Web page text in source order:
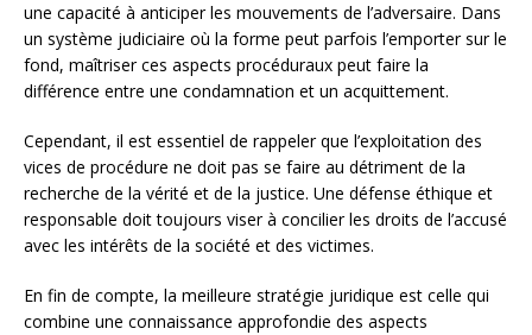
une capacité à anticiper les mouvements de l’adversaire. Dans
un système judiciaire où la forme peut parfois l’emporter sur le
fond, maîtriser ces aspects procéduraux peut faire la
différence entre une condamnation et un acquittement.
Cependant, il est essentiel de rappeler que l’exploitation des
vices de procédure ne doit pas se faire au détriment de la
recherche de la vérité et de la justice. Une défense éthique et
responsable doit toujours viser à concilier les droits de l’accusé
avec les intérêts de la société et des victimes.
En fin de compte, la meilleure stratégie juridique est celle qui
combine une connaissance approfondie des aspects